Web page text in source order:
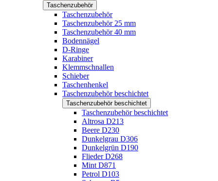
Taschenzubehör
Taschenzubehör
Taschenzubehör 25 mm
Taschenzubehör 40 mm
Bodennägel
D-Ringe
Karabiner
Klemmschnallen
Schieber
Taschenhenkel
Taschenzubehör beschichtet
Taschenzubehör beschichtet
Taschenzubehör beschichtet
Altrosa D213
Beere D230
Dunkelgrau D306
Dunkelgrün D190
Flieder D268
Mint D871
Petrol D103